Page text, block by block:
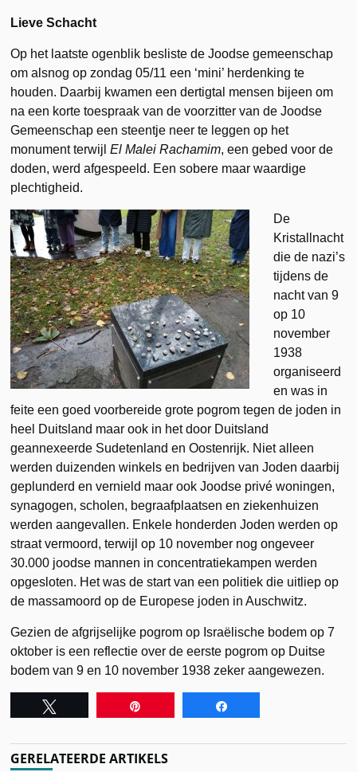
Lieve Schacht
Op het laatste ogenblik besliste de Joodse gemeenschap
om alsnog op zondag 05/11 een ‘mini’ herdenking te
houden. Daarbij kwamen een dertigtal mensen bijeen om
na een korte toespraak van de voorzitter van de Joodse
Gemeenschap een steentje neer te leggen op het
monument terwijlEl Malei Rachamim, een gebed voor de
doden, werd afgespeeld. Een sobere maar waardige
plechtigheid.
De
Kristallnacht
die de nazi’s
tijdens de
nacht van 9
op 10
november
1938
organiseerd
en was in
feite een goed voorbereide grote pogrom tegen de joden in
heel Duitsland maar ook in het door Duitsland
geannexeerde Sudetenland en Oostenrijk. Niet alleen
werden duizenden winkels en bedrijven van Joden daarbij
geplunderd en vernield maar ook Joodse privé woningen,
synagogen, scholen, begraafplaatsen en ziekenhuizen
werden aangevallen. Enkele honderden Joden werden op
straat vermoord, terwijl op 10 november nog ongeveer
30.000 joodse mannen in concentratiekampen werden
opgesloten. Het was de start van een politiek die uitliep op
de massamoord op de Europese joden in Auschwitz.
Gezien de afgrijselijke pogrom op Israëlische bodem op 7
oktober is een reflectie over de eerste pogrom op Duitse
bodem van 9 en 10 november 1938 zeker aangewezen.
GERELATEERDE ARTIKELS